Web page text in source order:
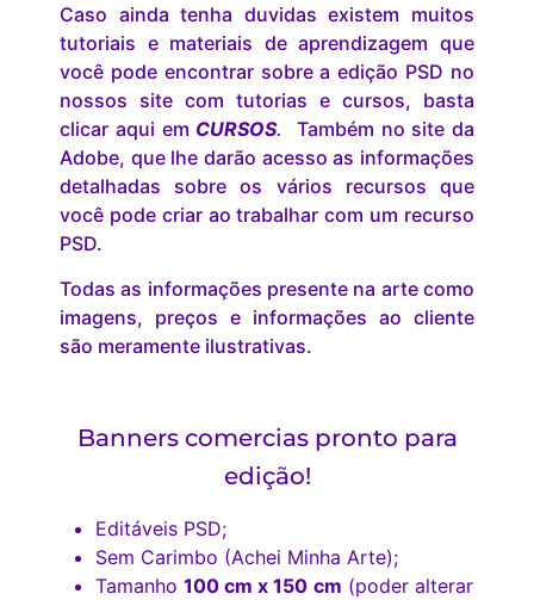
Caso ainda tenha duvidas existem muitos
tutoriais e materiais de aprendizagem que
você pode encontrar sobre a edição PSD no
nossos site com tutorias e cursos, basta
clicar aqui em CURSOS.
Também no site da
Adobe, que lhe darão acesso as informações
detalhadas sobre os vários recursos que
você pode criar ao trabalhar com um recurso
PSD.
Todas as informações presente na arte como
imagens, preços e informações ao cliente
são meramente ilustrativas.
Banners comercias pronto para
edição!
Editáveis PSD;
Sem Carimbo (Achei Minha Arte);
Tamanho 100 cm x 150 cm (poder alterar